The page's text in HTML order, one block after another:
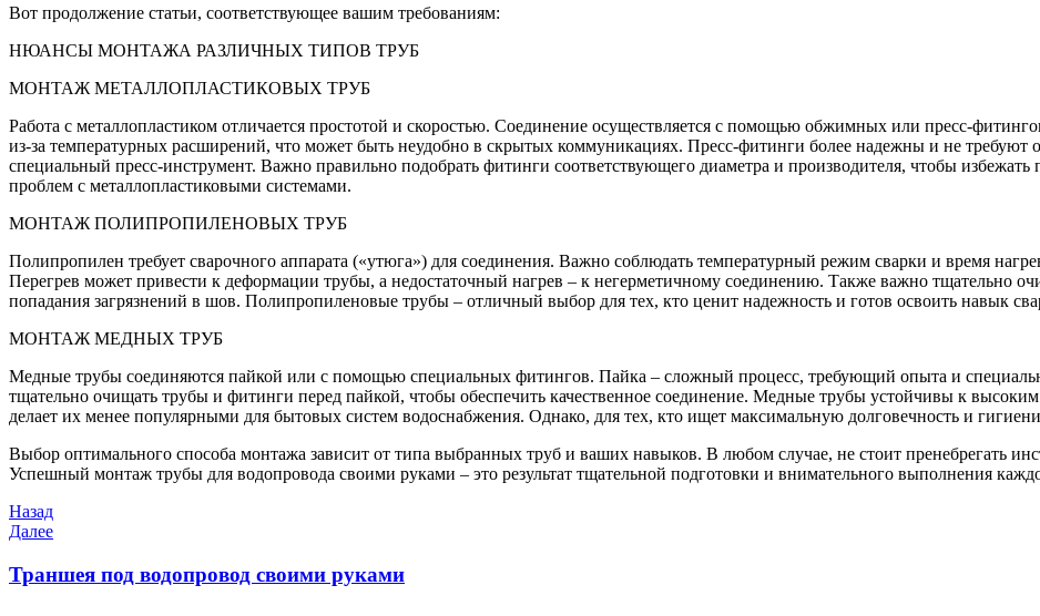
Вот продолжение статьи, соответствующее вашим требованиям:
НЮАНСЫ МОНТАЖА РАЗЛИЧНЫХ ТИПОВ ТРУБ
МОНТАЖ МЕТАЛЛОПЛАСТИКОВЫХ ТРУБ
Работа с металлопластиком отличается простотой и скоростью. Соединение осуществляется с помощью обжимных или пресс-
из-за температурных расширений, что может быть неудобно в скрытых коммуникациях. Пресс-фитинги более надежны и не требуют
специальный пресс-инструмент. Важно правильно подобрать фитинги соответствующего диаметра и производителя, чтобы
проблем с металлопластиковыми системами.
МОНТАЖ ПОЛИПРОПИЛЕНОВЫХ ТРУБ
Полипропилен требует сварочного аппарата («утюга») для соединения. Важно соблюдать температурный режим сварки и время
Перегрев может привести к деформации трубы, а недостаточный нагрев – к негерметичному соединению. Также важно тщательно
попадания загрязнений в шов. Полипропиленовые трубы – отличный выбор для тех, кто ценит надежность и готов освоить навык
МОНТАЖ МЕДНЫХ ТРУБ
Медные трубы соединяются пайкой или с помощью специальных фитингов. Пайка – сложный процесс, требующий опыта и
тщательно очищать трубы и фитинги перед пайкой, чтобы обеспечить качественное соединение. Медные трубы устойчивы к
делает их менее популярными для бытовых систем водоснабжения. Однако, для тех, кто ищет максимальную долговечность и
Выбор оптимального способа монтажа зависит от типа выбранных труб и ваших навыков. В любом случае, не стоит пренебрегать
Успешный монтаж трубы для водопровода своими руками – это результат тщательной подготовки и внимательного выполнения
Навигация
по
записям
Предыдущая
запись
Назад
Следующая
Далее
Траншея под водопровод своими руками